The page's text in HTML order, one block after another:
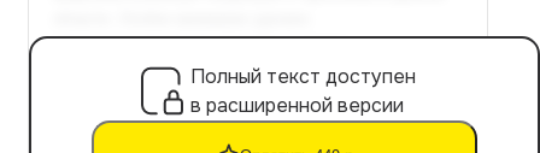
Полный текст доступен
в расширенной версии